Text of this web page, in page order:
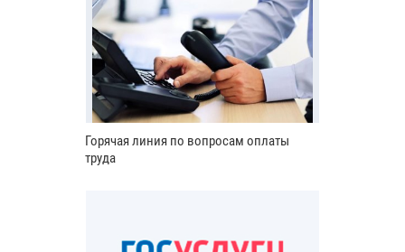
Горячая линия по вопросам оплаты
труда